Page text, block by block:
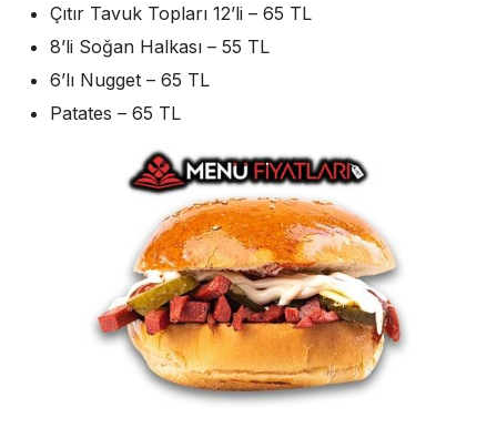
Çıtır Tavuk Topları 12’li – 65 TL
8’li Soğan Halkası – 55 TL
6’lı Nugget – 65 TL
Patates – 65 TL